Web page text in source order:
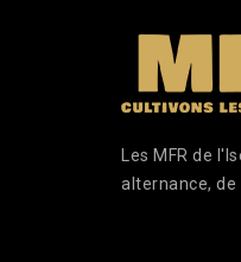
Les MFR de
alternance, de